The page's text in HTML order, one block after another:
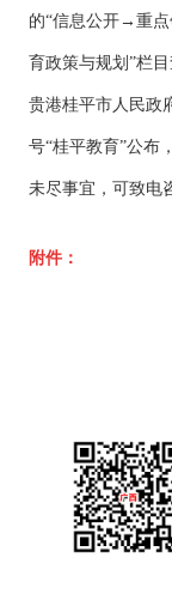
的“信息公开→重
育政策与规划”栏
贵港桂平市人民政
号“桂平教育”公布
未尽事宜，可致电
附件：